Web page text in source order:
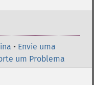
• Envie uma
um Problema